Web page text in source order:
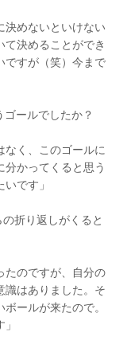
決めないといけない
決めることができ
ですが（笑）今まで
ールでしたか？
なく、このゴールに
かってくると思う
です」
折り返しがくると
たのですが、自分の
識はありました。そ
ールが来たので。